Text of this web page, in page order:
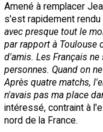
Amené à remplacer
s'est rapidement
avec presque tout le
par rapport à Toulouse
d'amis. Les Français
personnes. Quand on
Après quatre matchs,
n'avais pas ma place
intéressé, contraint à
nord de la France.